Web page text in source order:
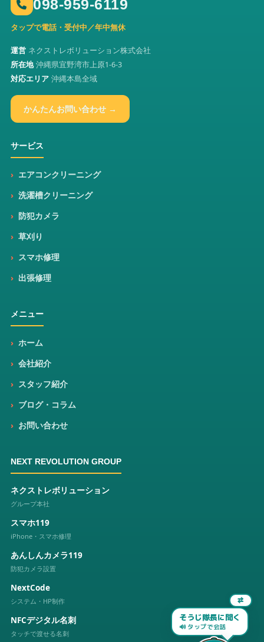
098-959-6119
タップで電話・受付中／年中無休
運営 ネクストレボリューション株式会社
所在地 沖縄県宜野湾市上原1-6-3
対応エリア 沖縄本島全域
かんたんお問い合わせ →
サービス
エアコンクリーニング
洗濯槽クリーニング
防犯カメラ
草刈り
スマホ修理
出張修理
メニュー
ホーム
会社紹介
スタッフ紹介
ブログ・コラム
お問い合わせ
NEXT REVOLUTION GROUP
ネクストレボリューション
グループ本社
スマホ119
iPhone・スマホ修理
あんしんカメラ119
防犯カメラ設置
NextCode
システム・HP制作
NFCデジタル名刺
タッチで渡せる名刺
⇄
そうじ隊長に聞く
🔊 タップで会話